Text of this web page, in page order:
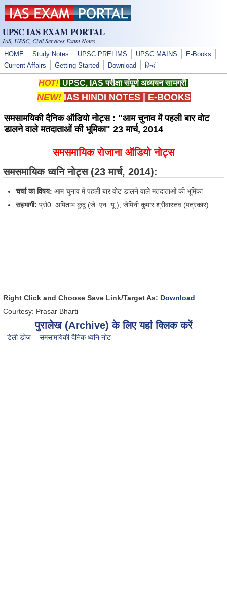
Skip to main content
UPSC IAS EXAM PORTAL
IAS, UPSC, Civil Services Exam Notes
HOME Study Notes UPSC PRELIMS UPSC MAINS
E-Books
Current Affairs
Getting Started Download हिन्दी
HOT! UPSC, IAS परीक्षा संपूर्ण अध्ययन सामग्री
NEW! IAS HINDI NOTES| E-BOOKS
समसामयिकी दैनिक ऑडियो नोट्स : "आम चुनाव में पहली बार वोट
डालने वाले मतदाताओं की भूमिका" 23 मार्च, 2014
समसमायिक रोजाना ऑडियो नोट्स
समसमायिक ध्वनि नोट्स (23 मार्च, 2014):
चर्चा का विषय: आम चुनाव में पहली बार वोट डालने वाले मतदाताओं की भूमिका
सहभागी: प्रो0. अमिताभ कुंदु (जे. एन. यू.), जेमिनी कुमार श्रीवास्तव (पत्रकार)
Right Click and Choose Save Link/Target As: Download
Courtesy: Prasar Bharti
पुरालेख (Archive) के लिए यहां क्लिक करें
डेली डोज़ समसामयिकी दैनिक ध्वनि नोट